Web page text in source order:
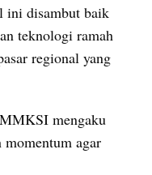
ini disambut baik
teknologi ramah
regional yang
mengaku
momentum agar